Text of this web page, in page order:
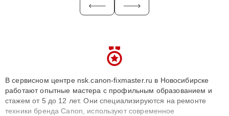
В сервисном центре nsk.canon-fixmaster.ru в Новосибирске
работают опытные мастера с профильным образованием и
стажем от 5 до 12 лет. Они специализируются на ремонте
техники бренда Canon, используют современное